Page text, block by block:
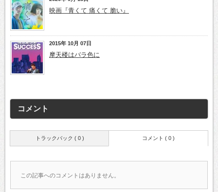
映画『青くて 痛くて 脆い』
2015年 10月 07日
摩天楼はバラ色に
コメント
トラックバック ( 0 ) コメント ( 0 )
この記事へのコメントはありません。